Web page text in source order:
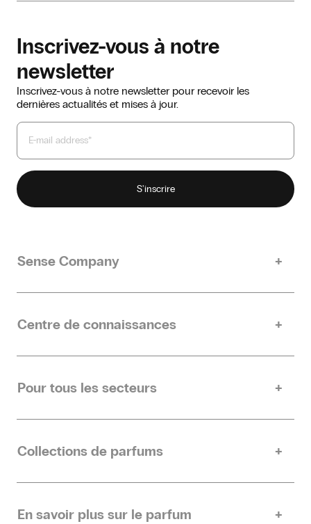
Inscrivez-vous à notre
newsletter
Inscrivez-vous à notre newsletter pour recevoir les
dernières actualités et mises à jour.
Sense Company
Notre histoire
Devenir partenaire
Centre de connaissances
Inspire
Pour tous les secteurs
Retail
Sauna & Bien-être
Beauté
Collections de parfums
Neutraliser
En savoir plus sur le parfum